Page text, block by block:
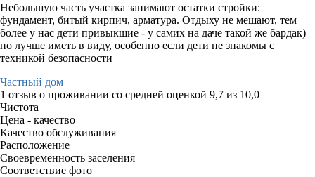
Небольшую часть участка занимают остатки стройки:
фундамент, битый кирпич, арматура. Отдыху не мешают, тем
более у нас дети привыкшие - у самих на даче такой же бардак)
но лучше иметь в виду, особенно если дети не знакомы с
техникой безопасности
Частный дом
1 отзыв о проживании со средней оценкой 9,7 из 10,0
Чистота
Цена - качество
Качество обслуживания
Расположение
Своевременность заселения
Соответствие фото